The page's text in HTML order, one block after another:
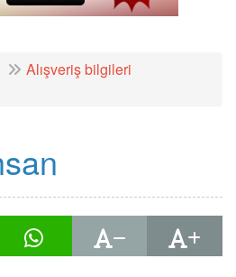
Alışveriş bilgileri